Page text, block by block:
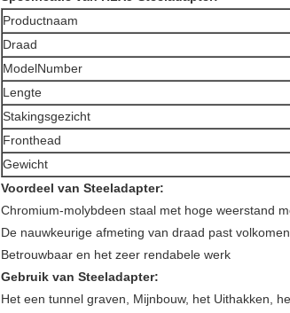
Productnaam
Draad
ModelNumber
Lengte
Stakingsgezicht
Fronthead
Gewicht
Voordeel van Steeladapter:
Chromium-molybdeen staal met hoge weerstand
De nauwkeurige afmeting van draad past
Betrouwbaar en het zeer rendabele werk
Gebruik van Steeladapter:
Het een tunnel graven, Mijnbouw, het Uithakken,